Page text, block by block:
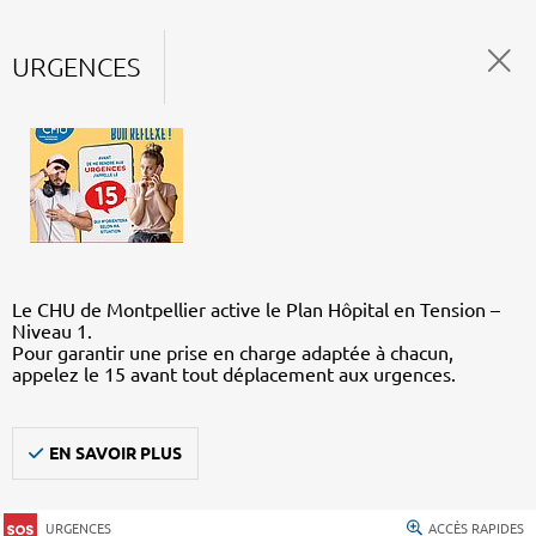
URGENCES
Le CHU de Montpellier active le Plan Hôpital en Tension –
Niveau 1.
Pour garantir une prise en charge adaptée à chacun,
appelez le 15 avant tout déplacement aux urgences.
EN SAVOIR PLUS
URGENCES ACCÈS RAPIDES